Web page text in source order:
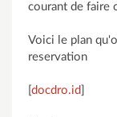
courant de faire
Voici le plan
reservation
docdro.id